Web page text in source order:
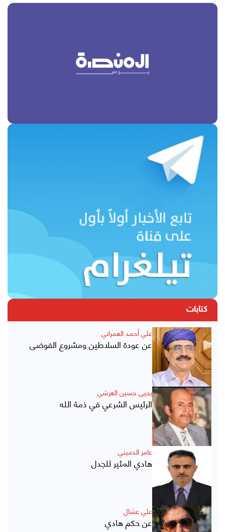
كتابات
علي أحمد العمراني
عن عودة السلاطين ومشروع الفوضى
يحيى حسين العرشي
الرئيس الشرعي في ذمة الله
عامر الدميني
هادي المثير للجدل
علي عشال
عن حكم هادي